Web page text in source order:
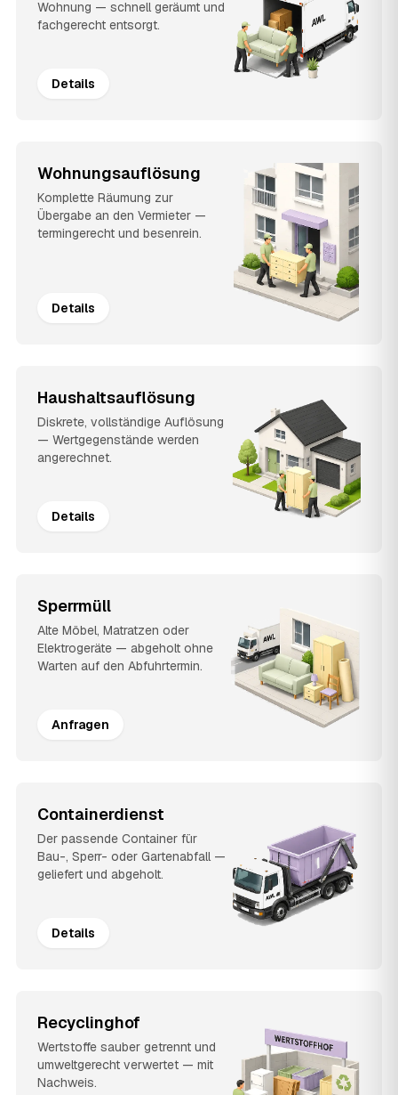
Wohnung — schnell geräumt und
fachgerecht entsorgt.
Details
Wohnungsauflösung
Komplette Räumung zur
Übergabe an den Vermieter —
termingerecht und besenrein.
Details
Haushaltsauflösung
Diskrete, vollständige Auflösung
— Wertgegenstände werden
angerechnet.
Details
Sperrmüll
Alte Möbel, Matratzen oder
Elektrogeräte — abgeholt ohne
Warten auf den Abfuhrtermin.
Anfragen
Containerdienst
Der passende Container für
Bau-, Sperr- oder Gartenabfall —
geliefert und abgeholt.
Details
Recyclinghof
Wertstoffe sauber getrennt und
umweltgerecht verwertet — mit
Nachweis.